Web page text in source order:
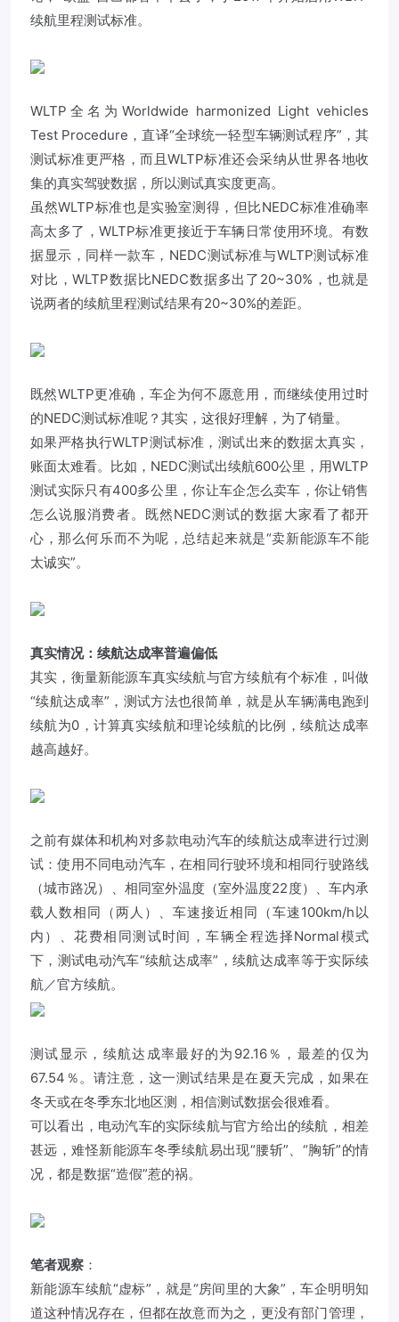
续航里程测试标准。
WLTP全名为Worldwide harmonized Light vehicles
Test Procedure，直译“全球统一轻型车辆测试程序”，其
测试标准更严格，而且WLTP标准还会采纳从世界各地收
集的真实驾驶数据，所以测试真实度更高。
虽然WLTP标准也是实验室测得，但比NEDC标准准确率
高太多了，WLTP标准更接近于车辆日常使用环境。有数
据显示，同样一款车，NEDC测试标准与WLTP测试标准
对比，WLTP数据比NEDC数据多出了20~30%，也就是
说两者的续航里程测试结果有20~30%的差距。
既然WLTP更准确，车企为何不愿意用，而继续使用过时
的NEDC测试标准呢？其实，这很好理解，为了销量。
如果严格执行WLTP测试标准，测试出来的数据太真实，
账面太难看。比如，NEDC测试出续航600公里，用WLTP
测试实际只有400多公里，你让车企怎么卖车，你让销售
怎么说服消费者。既然NEDC测试的数据大家看了都开
心，那么何乐而不为呢，总结起来就是“卖新能源车不能
太诚实”。
真实情况：续航达成率普遍偏低
其实，衡量新能源车真实续航与官方续航有个标准，叫做
“续航达成率”，测试方法也很简单，就是从车辆满电跑到
续航为0，计算真实续航和理论续航的比例，续航达成率
越高越好。
之前有媒体和机构对多款电动汽车的续航达成率进行过测
试：使用不同电动汽车，在相同行驶环境和相同行驶路线
（城市路况）、相同室外温度（室外温度22度）、车内承
载人数相同（两人）、车速接近相同（车速100km/h以
内）、花费相同测试时间，车辆全程选择Normal模式
下，测试电动汽车“续航达成率”，续航达成率等于实际续
航／官方续航。
测试显示，续航达成率最好的为92.16％，最差的仅为
67.54％。请注意，这一测试结果是在夏天完成，如果在
冬天或在冬季东北地区测，相信测试数据会很难看。
可以看出，电动汽车的实际续航与官方给出的续航，相差
甚远，难怪新能源车冬季续航易出现“腰斩”、“胸斩”的情
况，都是数据“造假”惹的祸。
笔者观察 ：
新能源车续航“虚标”，就是“房间里的大象”，车企明明知
道这种情况存在，但都在故意而为之，更没有部门管理，